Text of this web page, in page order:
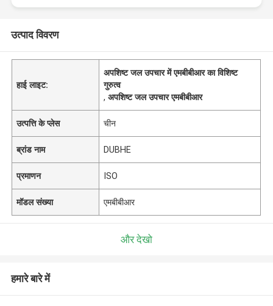
उत्पाद विवरण
हाई लाइट:
अपशिष्ट जल उपचार में एमबीबीआर का विशिष्ट
गुरुत्व
,अपशिष्ट जल उपचार एमबीबीआर
उत्पत्ति के प्लेस चीन
ब्रांड नाम DUBHE
प्रमाणन ISO
मॉडल संख्या एमबीबीआर
और देखो
हमारे बारे में